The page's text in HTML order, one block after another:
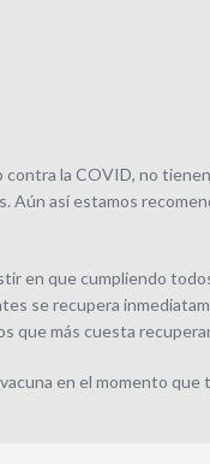
contra la COVID, no
Aún así estamos
en que cumpliendo
se recupera
que más cuesta
en el momento